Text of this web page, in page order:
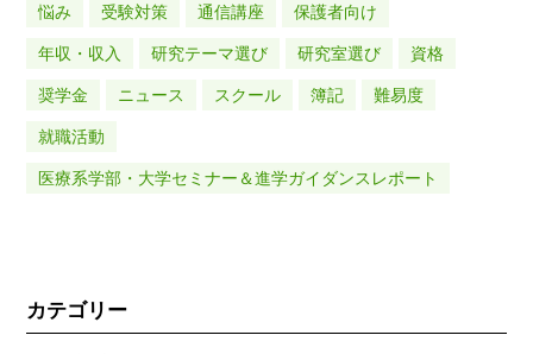
悩み 受験対策 通信講座 保護者向け
年収・収入 研究テーマ選び 研究室選び 資格
奨学金 ニュース スクール 簿記 難易度
就職活動
医療系学部・大学セミナー＆進学ガイダンスレポート
カテゴリー